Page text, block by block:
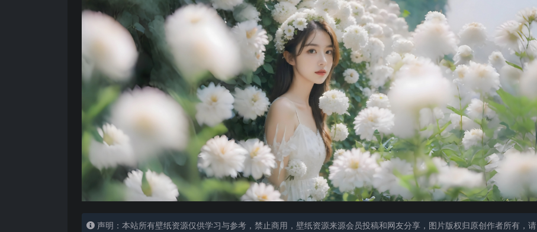
声明：本站所有壁纸资源仅供学习与参考，禁止商用，壁纸资源来源会员投稿和网友分享，图片版权归原创作者所有，请